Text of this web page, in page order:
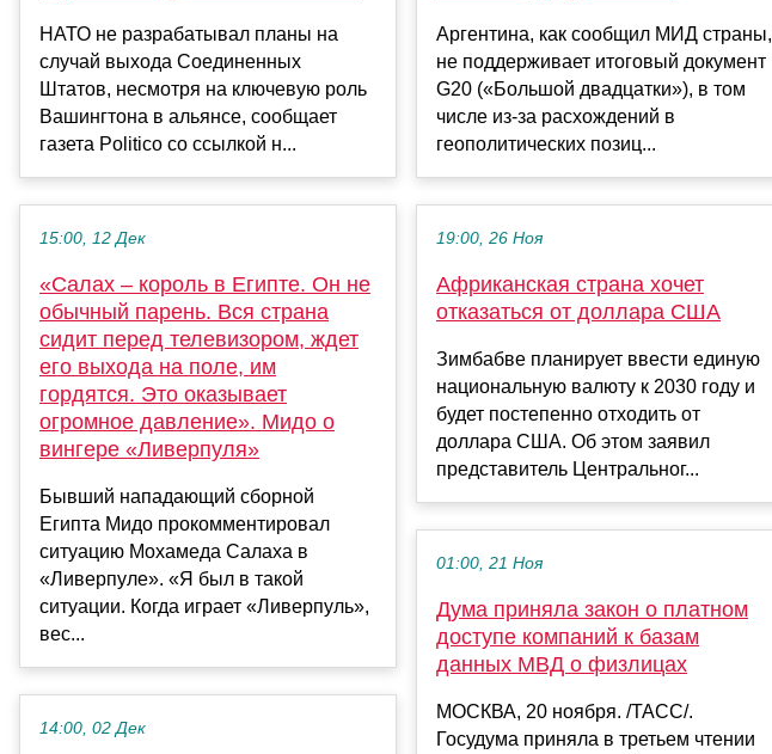
НАТО не разрабатывал планы на
случай выхода Соединенных
Штатов, несмотря на ключевую роль
Вашингтона в альянсе, сообщает
газета Politico со ссылкой н...
15:00, 12 Дек
«Салах – король в Египте. Он не
обычный парень. Вся страна
сидит перед телевизором, ждет
его выхода на поле, им
гордятся. Это оказывает
огромное давление». Мидо о
вингере «Ливерпуля»
Бывший нападающий сборной
Египта Мидо прокомментировал
ситуацию Мохамеда Салаха в
«Ливерпуле». «Я был в такой
ситуации. Когда играет «Ливерпуль»,
вес...
14:00, 02 Дек
Аргентина, как сообщил МИД страны,
не поддерживает итоговый документ
G20 («Большой двадцатки»), в том
числе из-за расхождений в
геополитических позиц...
19:00, 26 Ноя
Африканская страна хочет
отказаться от доллара США
Зимбабве планирует ввести единую
национальную валюту к 2030 году и
будет постепенно отходить от
доллара США. Об этом заявил
представитель Центральног...
01:00, 21 Ноя
Дума приняла закон о платном
доступе компаний к базам
данных МВД о физлицах
МОСКВА, 20 ноября. /ТАСС/.
Госудума приняла в третьем чтении